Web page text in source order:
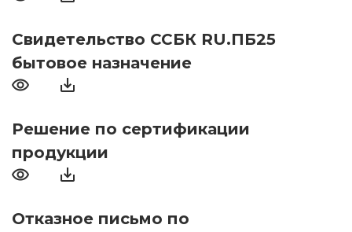
Свидетельство ССБК RU.ПБ25
бытовое назначение
Решение по сертификации
продукции
Отказное письмо по